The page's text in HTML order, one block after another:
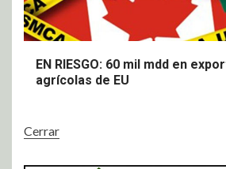
EN RIESGO: 60 mil mdd en
agrícolas de EU
Cerrar